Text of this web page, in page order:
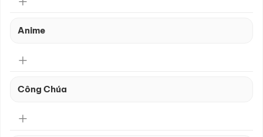
Anime
Công Chúa